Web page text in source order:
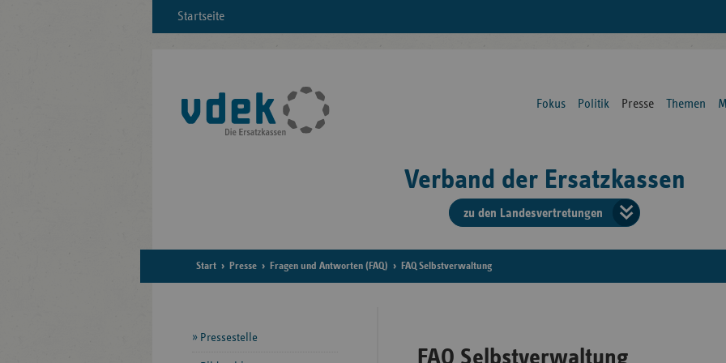
Startseite
Fokus Politik Presse Themen
Verband der Ersatzkassen
zu den Landesvertretungen
der
Start Presse Fragen und Antworten (FAQ) FAQ Selbstverwaltung
FAQ Selbstverwaltung
Seitennavigation
Pressestelle